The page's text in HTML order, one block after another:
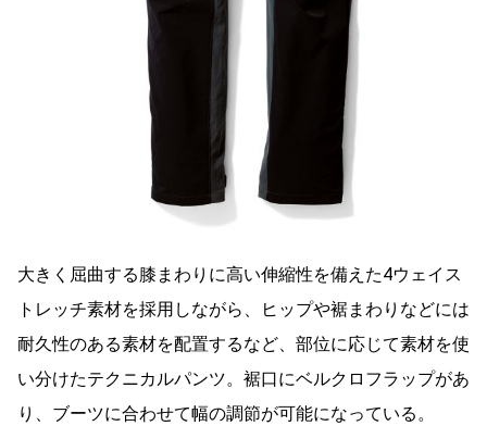
大きく屈曲する膝まわりに高い伸縮性を備えた4ウェイス
トレッチ素材を採用しながら、ヒップや裾まわりなどには
耐久性のある素材を配置するなど、部位に応じて素材を使
い分けたテクニカルパンツ。裾口にベルクロフラップがあ
り、ブーツに合わせて幅の調節が可能になっている。